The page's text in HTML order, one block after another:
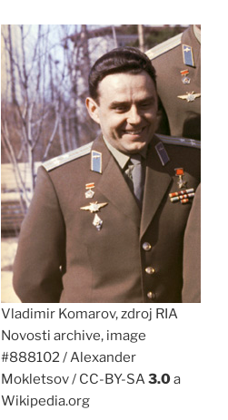
Vladimir Komarov, zdroj RIA
Novosti archive, image
#888102 / Alexander
Mokletsov / CC-BY-SA3.0a
Wikipedia.org